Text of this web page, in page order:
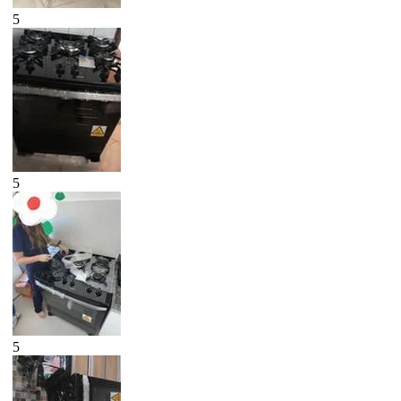
5
5
5